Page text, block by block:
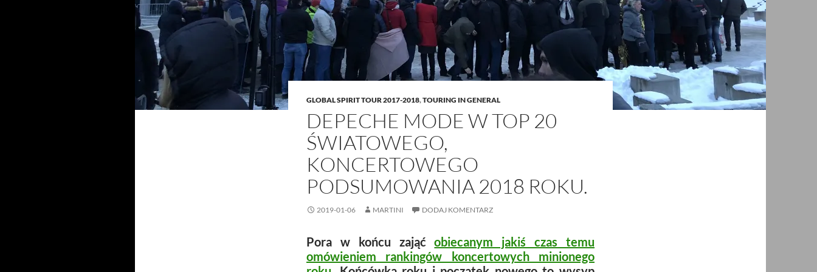
GLOBAL SPIRIT TOUR 2017-2018,TOURING IN GENERAL
DEPECHE MODE W TOP 20
ŚWIATOWEGO,
KONCERTOWEGO
PODSUMOWANIA 2018 ROKU.
2019-01-06 MARTINI DODAJ KOMENTARZ
Pora w końcu zająćobiecanym jakiś czas temu
omówieniem rankingów koncertowych minionego